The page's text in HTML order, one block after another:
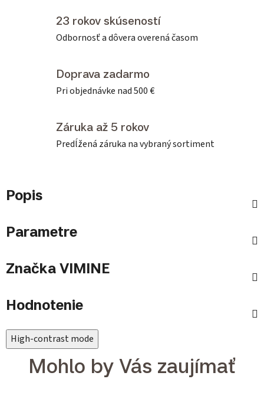
23 rokov skúseností
Odbornosť a dôvera overená časom
Doprava zadarmo
Pri objednávke nad 500 €
Záruka až 5 rokov
Predĺžená záruka na vybraný sortiment
Popis
Parametre
Značka VIMINE
Hodnotenie
High-contrast mode
Mohlo by Vás zaujímať